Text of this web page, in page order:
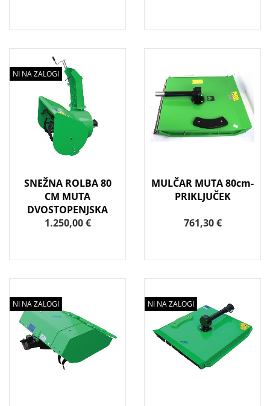
NI NA ZALOGI
SNEŽNA ROLBA 80
CM MUTA
DVOSTOPENJSKA
1.250,00 €
MULČAR MUTA 80cm-
PRIKLJUČEK
761,30 €
NI NA ZALOGI NI NA ZALOGI